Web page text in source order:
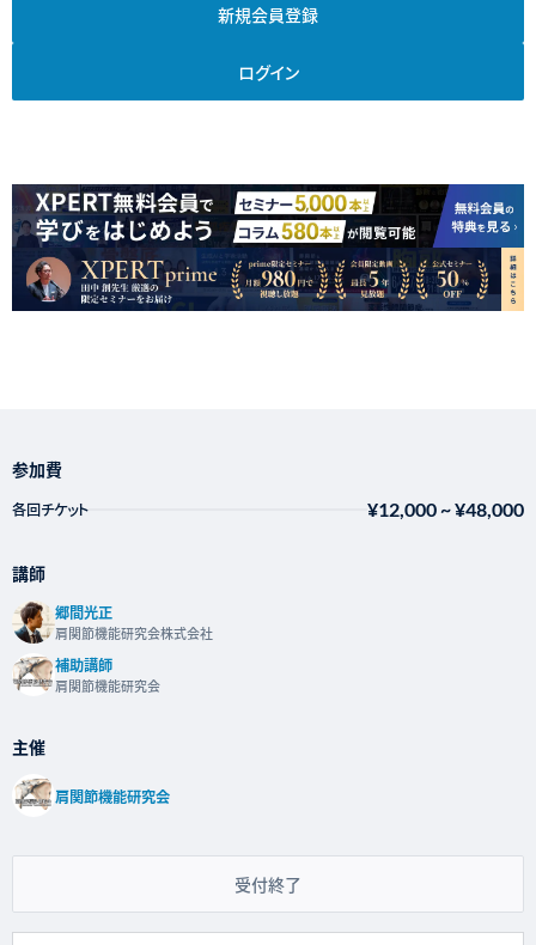
参加費
各回チケット ¥12,000~¥48,000
講師
郷間光正
肩関節機能研究会株式会社
補助講師
肩関節機能研究会
主催
肩関節機能研究会
受付終了
新規会員登録
ログイン